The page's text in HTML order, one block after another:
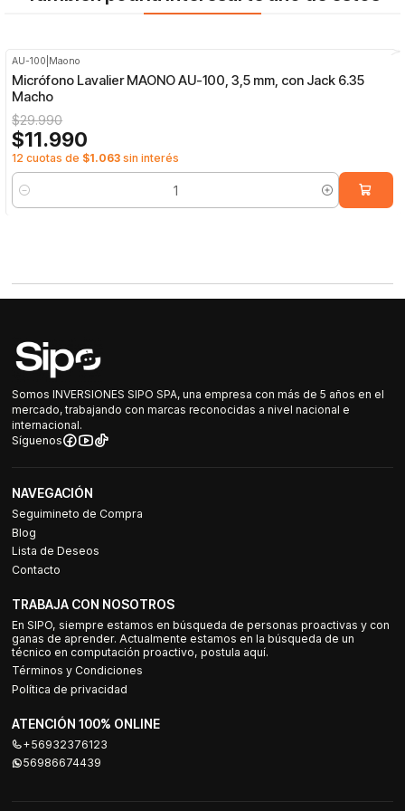
-60%
AU-100 Maono
Micrófono Lavalier MAONO AU-100, 3,5 mm, con Jack 6.35
Macho
$29.990
$11.990
12 cuotas de $1.063 sin interés
Cantidad
Somos INVERSIONES SIPO SPA, una empresa con más de 5 años en el
mercado, trabajando con marcas reconocidas a nivel nacional e
internacional.
Síguenos
NAVEGACIÓN
Seguimineto de Compra
Blog
Lista de Deseos
Contacto
TRABAJA CON NOSOTROS
En SIPO, siempre estamos en búsqueda de personas proactivas y con
ganas de aprender. Actualmente estamos en la búsqueda de un
técnico en computación proactivo, postula aquí.
Términos y Condiciones
Política de privacidad
ATENCIÓN 100% ONLINE
+56932376123
56986674439